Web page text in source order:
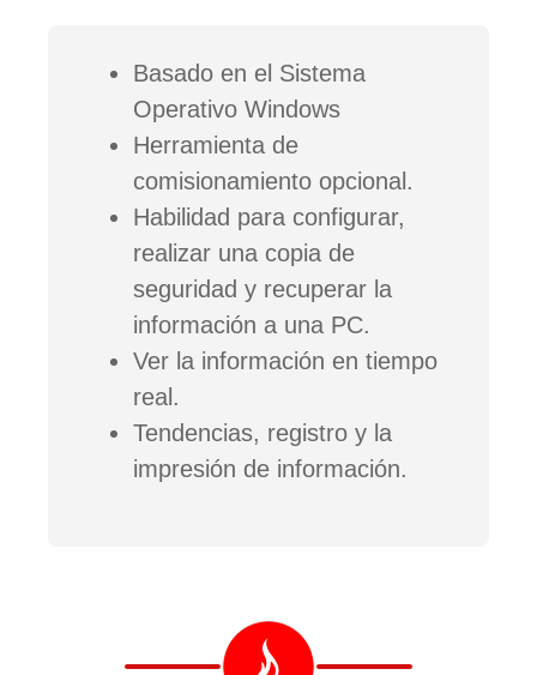
Basado en el Sistema
Operativo Windows
Herramienta de
comisionamiento opcional.
Habilidad para configurar,
realizar una copia de
seguridad y recuperar la
información a una PC.
Ver la información en tiempo
real.
Tendencias, registro y la
impresión de información.